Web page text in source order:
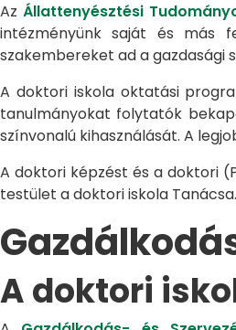
Az Állattenyésztési
intézményünk saját és más
szakembereket ad a gazdasági
A doktori iskola oktatási
tanulmányokat folytatók
színvonalú kihasználását. A
A doktori képzést és a doktori
testület a doktori iskola Tanácsa.
A doktori